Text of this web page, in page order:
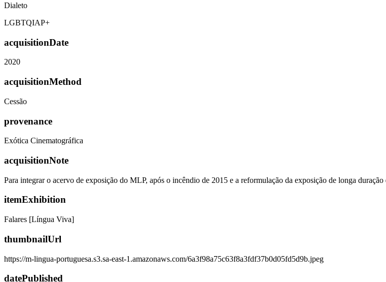
Dialeto
LGBTQIAP+
acquisitionDate
2020
acquisitionMethod
Cessão
provenance
Exótica Cinematográfica
acquisitionNote
Para integrar o acervo de exposição do MLP, após o incêndio de 2015 e a reformulação da exposição de longa duração
itemExhibition
Falares [Língua Viva]
thumbnailUrl
https://m-lingua-portuguesa.s3.sa-east-1.amazonaws.com/6a3f98a75c63f8a3fdf37b0d05fd5d9b.jpeg
datePublished